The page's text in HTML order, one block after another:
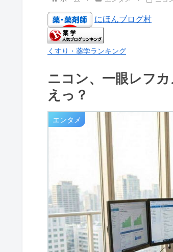
にほんブログ村
くすり・薬学ランキング
ニコン、一眼レフ
えっ？
エンタメ